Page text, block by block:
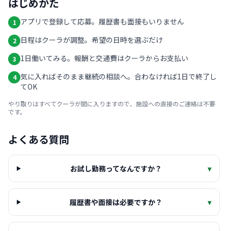
1 アプリで登録して応募。履歴書も面接もいりません
2 日程はクーラが調整。希望の日時を選ぶだけ
3 1日働いてみる。報酬と交通費はクーラからお支払い
4 気に入ればそのまま継続の相談へ。合わなければ1日で終了し
てOK
やり取りはすべてクーラが間に入りますので、施設への直接のご連絡は不要
です。
よくある質問
お試し勤務ってなんですか？ ▾
履歴書や面接は必要ですか？ ▾